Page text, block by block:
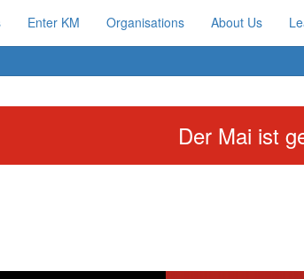
Enter KM Organisations About Us
Der Mai ist